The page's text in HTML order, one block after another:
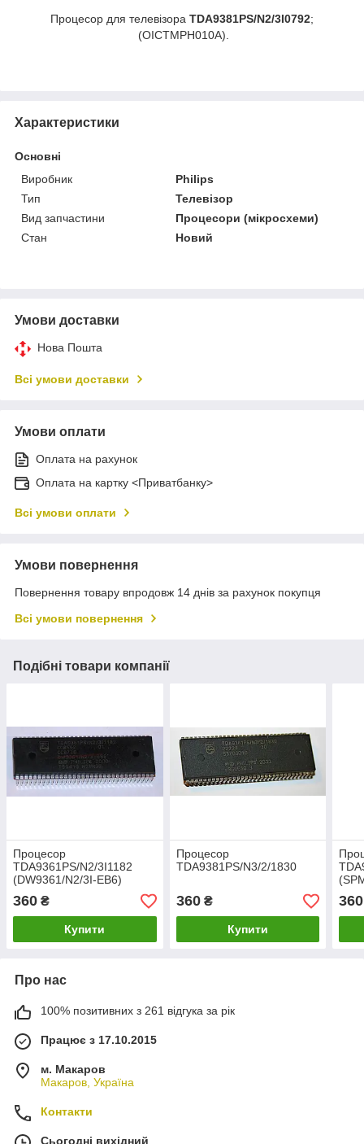
Процесор для телевізора TDA9381PS/N2/3I0792;
(OICTMPH010A).
Характеристики
Основні
Виробник
Philips
Тип
Телевізор
Вид запчастини
Процесори (мікросхеми)
Стан
Новий
Умови доставки
Нова Пошта
Всі умови доставки
Умови оплати
Оплата на рахунок
Оплата на картку <Приватбанку>
Всі умови оплати
Умови повернення
Повернення товару впродовж 14 днів за рахунок покупця
Всі умови повернення
Подібні товари компанії
Процесор
TDA9361PS/N2/3I1182
(DW9361/N2/3I-EB6)
360 ₴
Купити
Процесор
TDA9381PS/N3/2/1830
360₴
Купити
360
Про нас
100% позитивних з 261 відгука за рік
Працює з 17.10.2015
м. Макаров
Макаров, Україна
Контакти
Сьогодні вихідний